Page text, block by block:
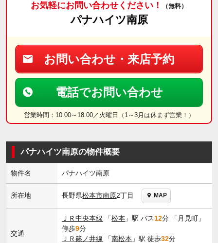
お気軽にお問い合わせください！ （無料）
パナハイツ南原
お問い合わせ・来店予約
電話でお問い合わせ
営業時間：10:00～18:00／火曜日（1～3月は休まず営業！）
パナハイツ南原の物件概要
物件名 パナハイツ南原
所在地 長野県松本市南原2丁目 MAP
交通
ＪＲ中央本線 「松本 」駅 バス12分 「月見町」
停歩9分
ＪＲ篠ノ井線 「南松本 」駅 徒歩32分